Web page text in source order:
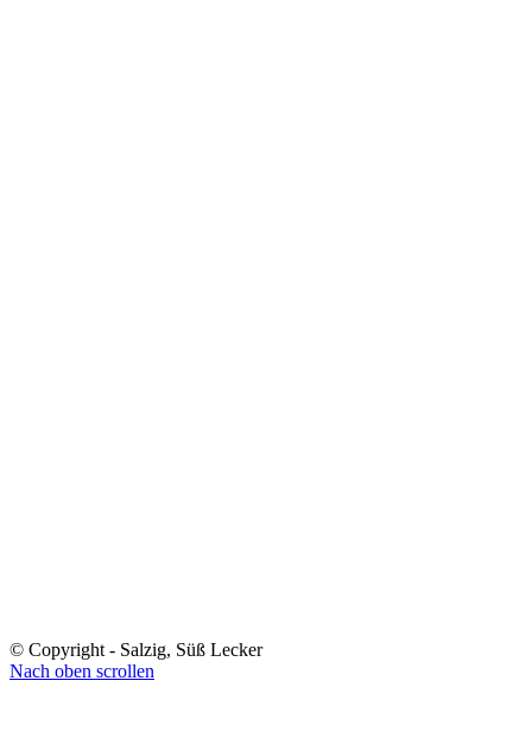
© Copyright - Salzig, Süß Lecker
Nach oben scrollen